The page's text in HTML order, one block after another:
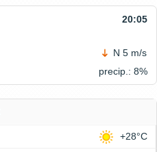
20:05
N 5 m/s
precip.: 8%
+28°C